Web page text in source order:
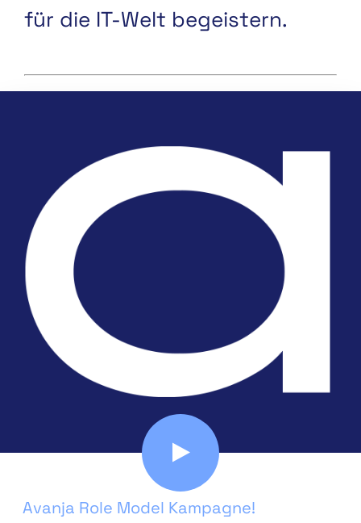
für die IT-Welt begeistern.
Avanja Role Model Kampagne!